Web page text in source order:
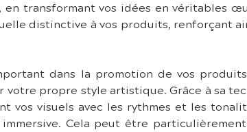
transformant vos idées en véritables
distinctive à vos produits, renforçant
dans la promotion de vos
propre style artistique. Grâce à sa
vos visuels avec les rythmes et les
Cela peut être